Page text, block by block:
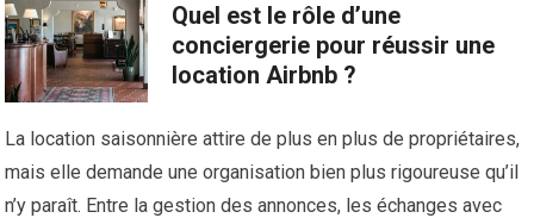
Quel est le rôle d’une
conciergerie pour réussir une
location Airbnb ?
La location saisonnière attire de plus en plus de propriétaires,
mais elle demande une organisation bien plus rigoureuse qu’il
n’y paraît. Entre la gestion des annonces, les échanges avec